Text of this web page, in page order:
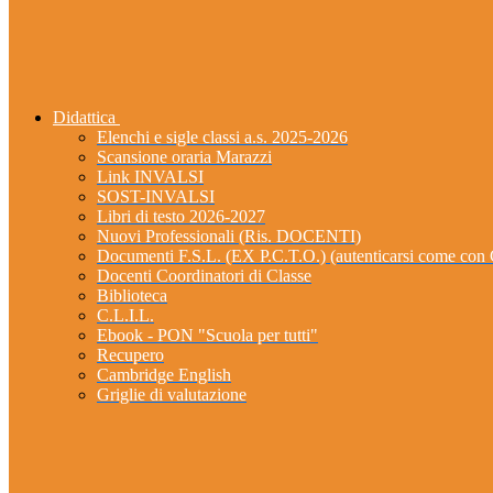
Didattica
Elenchi e sigle classi a.s. 2025-2026
Scansione oraria Marazzi
Link INVALSI
SOST-INVALSI
Libri di testo 2026-2027
Nuovi Professionali (Ris. DOCENTI)
Documenti F.S.L. (EX P.C.T.O.) (autenticarsi come
Docenti Coordinatori di Classe
Biblioteca
C.L.I.L.
Ebook - PON "Scuola per tutti"
Recupero
Cambridge English
Griglie di valutazione